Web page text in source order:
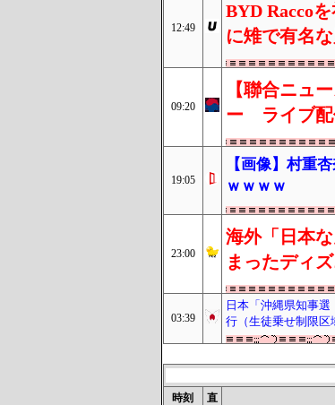
12:49
BYD Racco
に雉で有名
09:20
【聯合ニュ
ー ライブ配
19:05
【画像】村重
ｗｗｗｗ
23:00
海外「日本
まったディ
03:39
日本「沖縄県知事
行（生徒乗せ制限
時刻
直